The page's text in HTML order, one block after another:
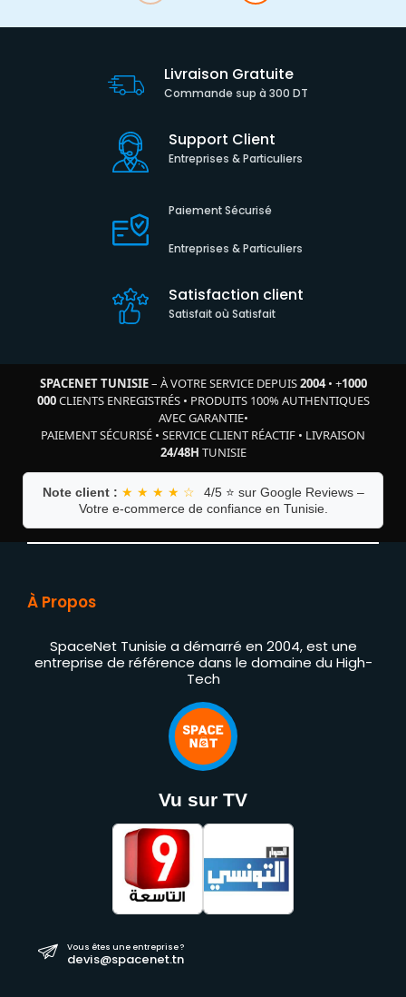
Livraison Gratuite
Commande sup à 300 DT
Support Client
Entreprises & Particuliers
Paiement Sécurisé
Entreprises & Particuliers
Satisfaction client
Satisfait où Satisfait
SPACENET TUNISIE– À VOTRE SERVICE DEPUIS2004• +1000
000CLIENTS ENREGISTRÉS• PRODUITS 100% AUTHENTIQUES
AVEC GARANTIE•
PAIEMENT SÉCURISÉ • SERVICE CLIENT RÉACTIF • LIVRAISON
24/48H TUNISIE
Note client : ★ ★ ★ ★ ☆
4/5 ⭐ sur Google Reviews –
Votre e-commerce de confiance en Tunisie.
À Propos
SpaceNet Tunisie a démarré en 2004, est une
entreprise de référence dans le domaine du High-
Tech
Vu sur TV
Vous êtes une entreprise ?
devis@spacenet.tn